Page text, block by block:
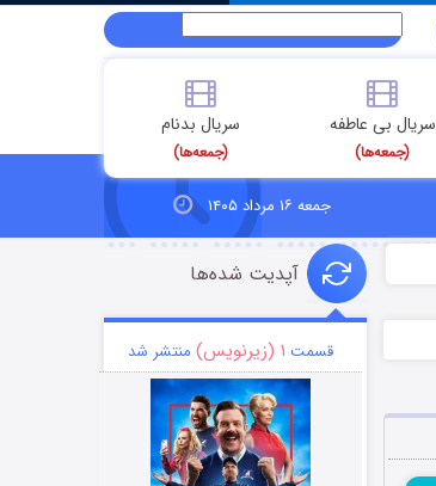
سریال بی عاطفه
(جمعه‌ها)
سریال بدنام
(جمعه‌ها)
جمعه ۱۶ مرداد ۱۴۰۵
آپدیت شده‌ها
قسمت ۱ (زیرنویس) منتشر شد